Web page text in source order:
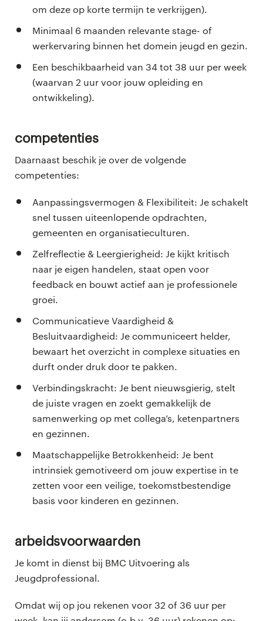
om deze op korte termijn te verkrijgen).
Minimaal 6 maanden relevante stage- of
werkervaring binnen het domein jeugd en gezin.
Een beschikbaarheid van 34 tot 38 uur per week
(waarvan 2 uur voor jouw opleiding en
ontwikkeling).
Competenties
Daarnaast beschik je over de volgende
competenties:
Aanpassingsvermogen & Flexibiliteit: Je schakelt
snel tussen uiteenlopende opdrachten,
gemeenten en organisatieculturen.
Zelfreflectie & Leergierigheid: Je kijkt kritisch
naar je eigen handelen, staat open voor
feedback en bouwt actief aan je professionele
groei.
Communicatieve Vaardigheid &
Besluitvaardigheid: Je communiceert helder,
bewaart het overzicht in complexe situaties en
durft onder druk door te pakken.
Verbindingskracht: Je bent nieuwsgierig, stelt
de juiste vragen en zoekt gemakkelijk de
samenwerking op met collega’s, ketenpartners
en gezinnen.
Maatschappelijke Betrokkenheid: Je bent
intrinsiek gemotiveerd om jouw expertise in te
zetten voor een veilige, toekomstbestendige
basis voor kinderen en gezinnen.
Arbeidsvoorwaarden
Je komt in dienst bij BMC Uitvoering als
Jeugdprofessional.
Omdat wij op jou rekenen voor 32 of 36 uur per